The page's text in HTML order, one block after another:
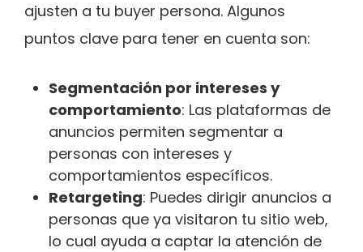
ajusten a tu buyer persona. Algunos
puntos clave para tener en cuenta son:
Segmentación por intereses y
comportamiento: Las plataformas de
anuncios permiten segmentar a
personas con intereses y
comportamientos específicos.
Retargeting: Puedes dirigir anuncios a
personas que ya visitaron tu sitio web,
lo cual ayuda a captar la atención de